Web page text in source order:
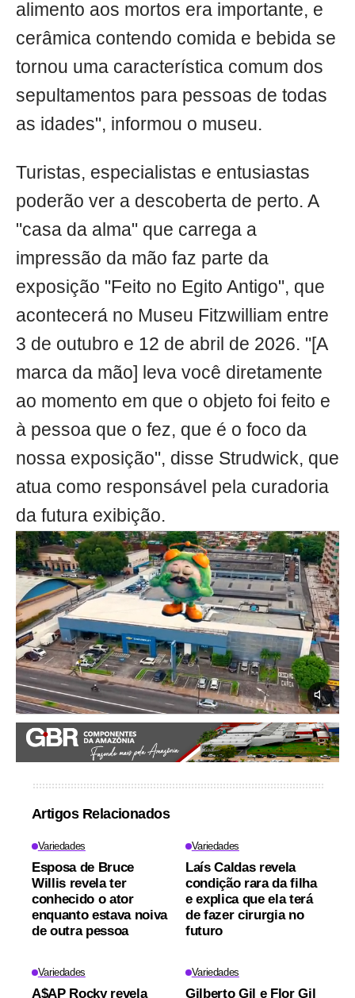
alimento aos mortos era importante, e
cerâmica contendo comida e bebida se
tornou uma característica comum dos
sepultamentos para pessoas de todas
as idades", informou o museu.
Turistas, especialistas e entusiastas
poderão ver a descoberta de perto. A
"casa da alma" que carrega a
impressão da mão faz parte da
exposição "Feito no Egito Antigo", que
acontecerá no Museu Fitzwilliam entre
3 de outubro e 12 de abril de 2026. "[A
marca da mão] leva você diretamente
ao momento em que o objeto foi feito e
à pessoa que o fez, que é o foco da
nossa exposição", disse Strudwick, que
atua como responsável pela curadoria
da futura exibição.
Artigos Relacionados
Variedades
Esposa de Bruce
Willis revela ter
conhecido o ator
enquanto estava noiva
de outra pessoa
Variedades
Laís Caldas revela
condição rara da filha
e explica que ela terá
de fazer cirurgia no
futuro
Variedades
A$AP Rocky revela
Variedades
Gilberto Gil e Flor Gil